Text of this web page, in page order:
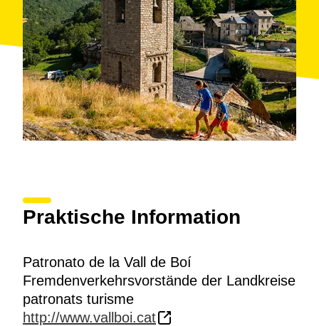
Praktische Information
Patronato de la Vall de Boí
Fremdenverkehrsvorstände der Landkreise
patronats turisme
http://www.vallboi.cat